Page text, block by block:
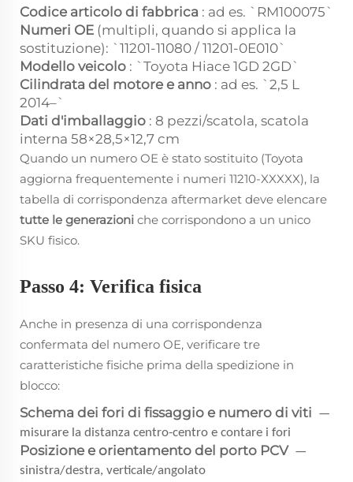
Codice articolo di fabbrica : ad es. `RM100075`
Numeri OE (multipli, quando si applica la
sostituzione): `11201-11080 / 11201-0E010`
Modello veicolo : `Toyota Hiace 1GD 2GD`
Cilindrata del motore e anno : ad es. `2,5 L
2014–`
Dati d'imballaggio : 8 pezzi/scatola, scatola
interna 58×28,5×12,7 cm
Quando un numero OE è stato sostituito (Toyota
aggiorna frequentemente i numeri 11210-XXXXX), la
tabella di corrispondenza aftermarket deve elencare
tutte le generazioni che corrispondono a un unico
SKU fisico.
Passo 4: Verifica fisica
Anche in presenza di una corrispondenza
confermata del numero OE, verificare tre
caratteristiche fisiche prima della spedizione in
blocco:
Schema dei fori di fissaggio e numero di viti —
misurare la distanza centro-centro e contare i fori
Posizione e orientamento del porto PCV —
sinistra/destra, verticale/angolato